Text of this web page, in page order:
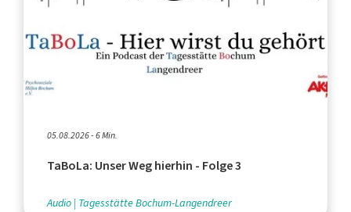
05.08.2026 - 6 Min.
TaBoLa: Unser Weg hierhin - Folge 3
Audio Tagesstätte Bochum-Langendreer